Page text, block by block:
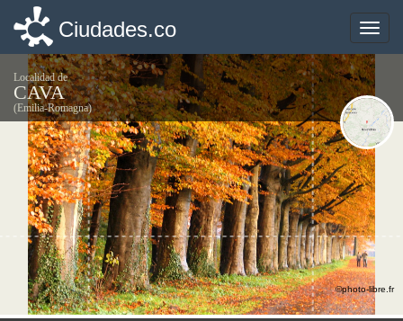
Toggle
Ciudades.co
Localidad de
CAVA
(Emilia-Romagna)
©photo-libre.fr
Toggle
Ciudades.co